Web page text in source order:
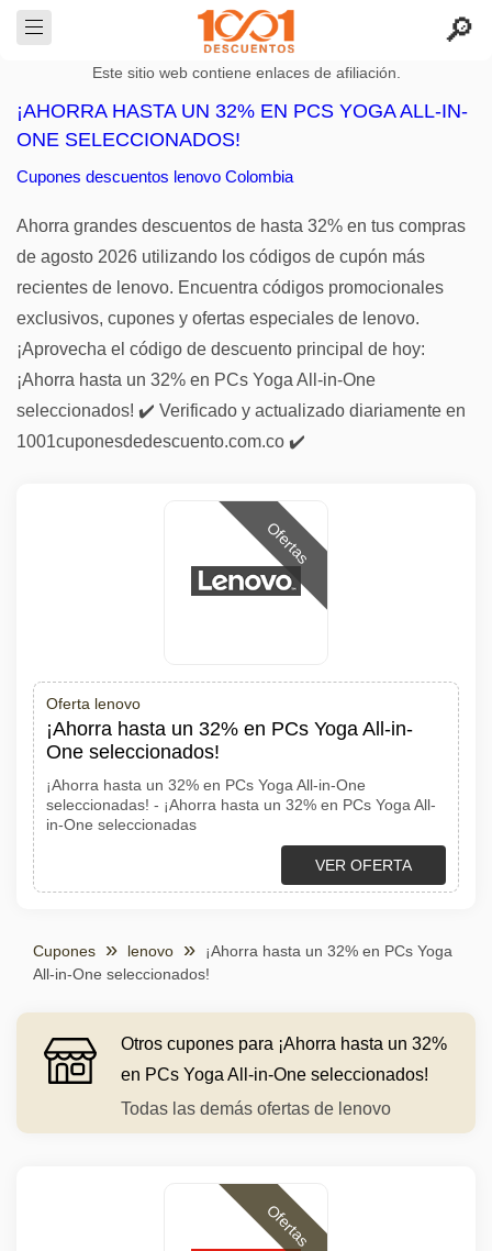
Este sitio web contiene enlaces de afiliación.
¡AHORRA HASTA UN 32% EN PCS YOGA ALL-IN-
ONE SELECCIONADOS!
Cupones descuentos lenovo Colombia
Ahorra grandes descuentos de hasta 32% en tus compras
de agosto 2026 utilizando los códigos de cupón más
recientes de lenovo. Encuentra códigos promocionales
exclusivos, cupones y ofertas especiales de lenovo.
¡Aprovecha el código de descuento principal de hoy:
¡Ahorra hasta un 32% en PCs Yoga All-in-One
seleccionados! ✔️ Verificado y actualizado diariamente en
1001cuponesdedescuento.com.co ✔️
Ofertas
Oferta lenovo
¡Ahorra hasta un 32% en PCs Yoga All-in-
One seleccionados!
¡Ahorra hasta un 32% en PCs Yoga All-in-One
seleccionadas! - ¡Ahorra hasta un 32% en PCs Yoga All-
in-One seleccionadas
VER OFERTA
Cupones lenovo
¡Ahorra hasta un 32% en PCs Yoga
All-in-One seleccionados!
Otros cupones para ¡Ahorra hasta un 32%
en PCs Yoga All-in-One seleccionados!
Todas las demás ofertas de lenovo
Ofertas